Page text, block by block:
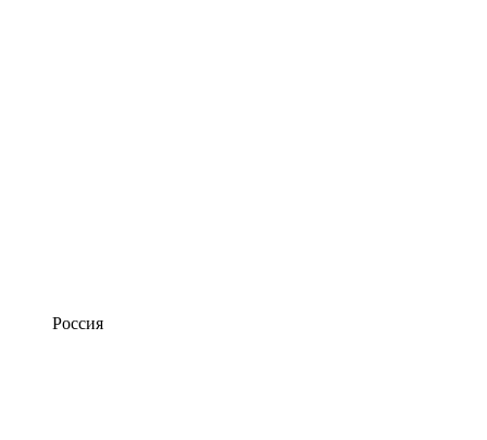
Россия